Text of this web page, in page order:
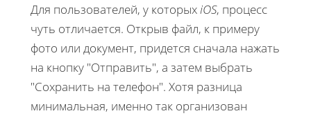
Для пользователей, у которыхiOS, процесс
чуть отличается. Открыв файл, к примеру
фото или документ, придется сначала нажать
на кнопку "Отправить", а затем выбрать
"Сохранить на телефон". Хотя разница
минимальная, именно так организован